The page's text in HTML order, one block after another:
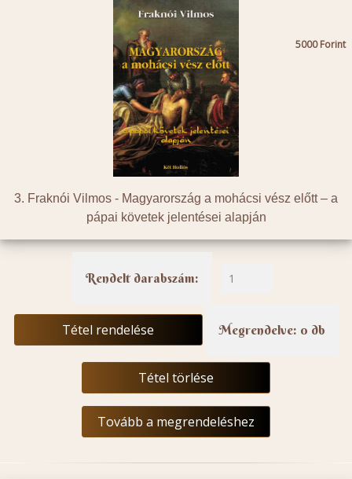
3. Fraknói Vilmos - Magyarország a mohácsi vész előtt – a
pápai követek jelentései alapján
5000
Rendelt darabszám:
Tétel rendelése Megrendelve: 0 db
Tétel törlése
Tovább a megrendeléshez